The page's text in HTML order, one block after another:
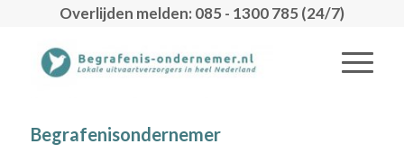
Overlijden melden: 085 - 1300 785 (24/7)
Begrafenisondernemer